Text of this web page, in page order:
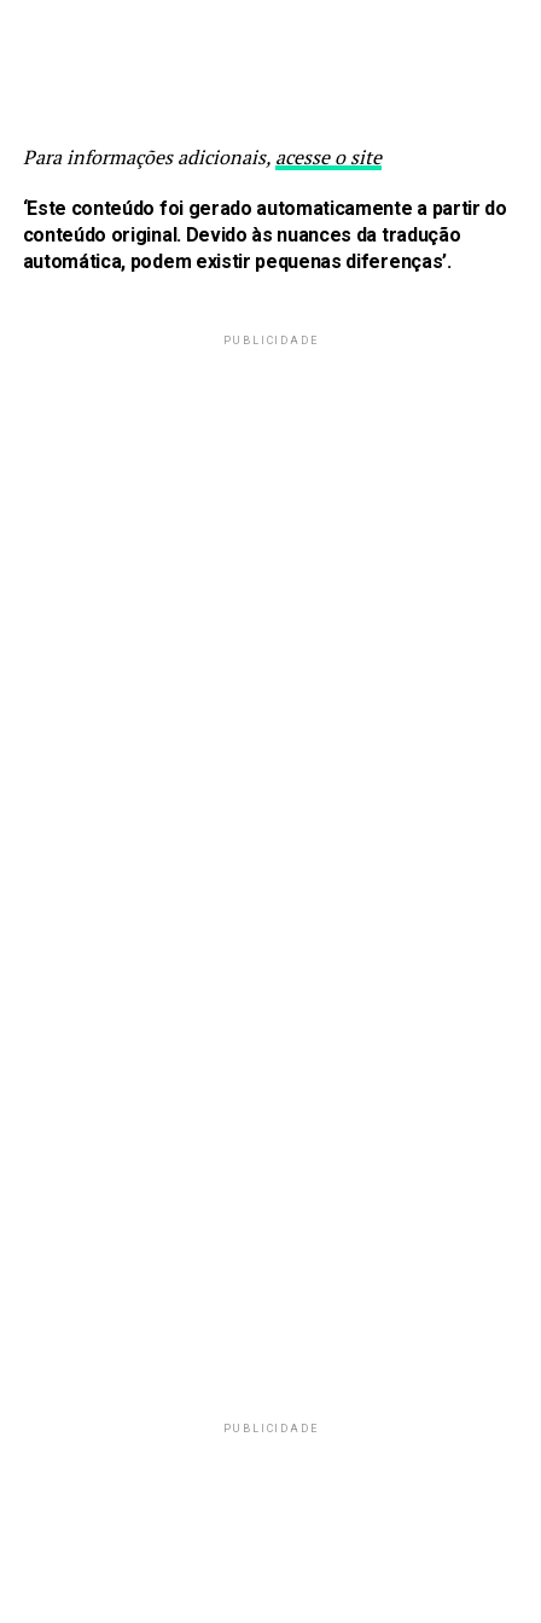
Para informações adicionais, acesse o site
‘Este conteúdo foi gerado automaticamente a partir do
conteúdo original. Devido às nuances da tradução
automática, podem existir pequenas diferenças’.
PUBLICIDADE
PUBLICIDADE